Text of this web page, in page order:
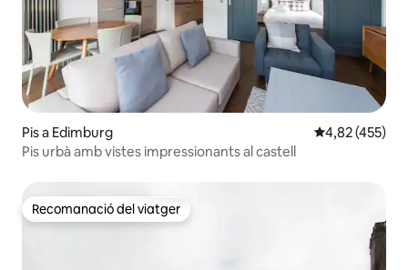
Pis a Edimburg 4,82 de
4,82 (455)
Pis urbà amb vistes impressionants al castell
Recomanació del viatger
Recomanació del viatger